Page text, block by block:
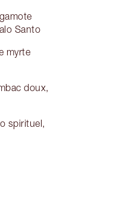
Santo
myrte
doux,
spirituel,